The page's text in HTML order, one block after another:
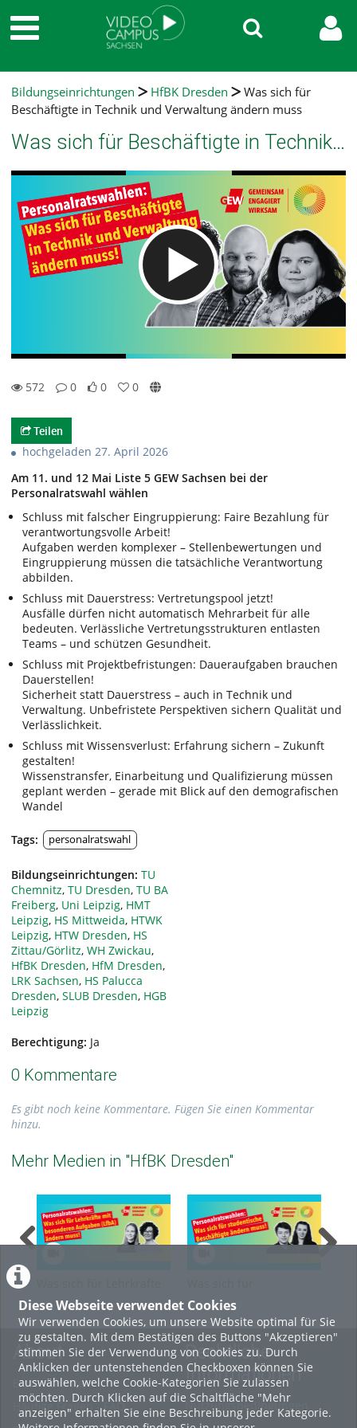
Diese Webseite verwendet Cookies
Wir verwenden Cookies, um unsere Website optimal für Sie
zu gestalten. Mit dem Bestätigen des Buttons "Akzeptieren"
stimmen Sie der Verwendung von Cookies zu. Durch
Anklicken der untenstehenden Checkboxen können Sie
auswählen, welche Cookie-Kategorien Sie zulassen
möchten. Durch Klicken auf die Schaltfläche "Mehr
anzeigen" erhalten Sie eine Beschreibung jeder Kategorie.
Bildungseinrichtungen HfBK Dresden
Was sich für
Beschäftigte in Technik und Verwaltung ändern muss
Was sich für Beschäftigte in Technik und Verwaltung ändern muss
572
0
0
0
Teilen
hochgeladen 27. April 2026
Am 11. und 12 Mai Liste 5 GEW Sachsen bei der
Personalratswahl wählen
Schluss mit falscher Eingruppierung: Faire Bezahlung für
verantwortungsvolle Arbeit!
Aufgaben werden komplexer – Stellenbewertungen und
Eingruppierung müssen die tatsächliche Verantwortung
abbilden.
Schluss mit Dauerstress: Vertretungspool jetzt!
Ausfälle dürfen nicht automatisch Mehrarbeit für alle
bedeuten. Verlässliche Vertretungsstrukturen entlasten
Teams – und schützen Gesundheit.
Schluss mit Projektbefristungen: Daueraufgaben brauchen
Dauerstellen!
Sicherheit statt Dauerstress – auch in Technik und
Verwaltung. Unbefristete Perspektiven sichern Qualität und
Verlässlichkeit.
Schluss mit Wissensverlust: Erfahrung sichern – Zukunft
gestalten!
Wissenstransfer, Einarbeitung und Qualifizierung müssen
geplant werden – gerade mit Blick auf den demografischen
Wandel
Tags: personalratswahl
Bildungseinrichtungen: TU
Chemnitz, TU Dresden, TU BA
Freiberg, Uni Leipzig, HMT
Leipzig, HS Mittweida, HTWK
Leipzig, HTW Dresden, HS
Zittau/Görlitz, WH Zwickau,
HfBK Dresden, HfM Dresden,
LRK Sachsen, HS Palucca
Dresden, SLUB Dresden, HGB
Leipzig
Berechtigung: Ja
0 Kommentare
Es gibt noch keine Kommentare. Fügen Sie einen Kommentar
hinzu.
Mehr Medien in "HfBK Dresden"
für besondere Aufgaben
(LfbA) ändern muss
studentische
Beschäftigte ändern
muss
About
Erste Schritte
Häufige Fragen - FAQ
Rechtliche
Informationen
Nutzungsbedingungen